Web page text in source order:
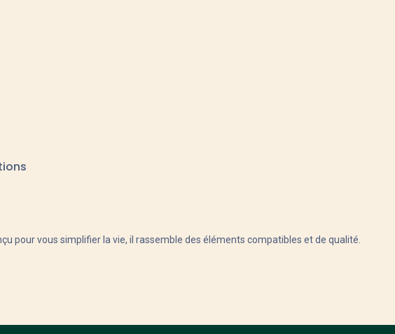
pour vous simplifier la vie, il rassemble des éléments compatibles et de qualité.